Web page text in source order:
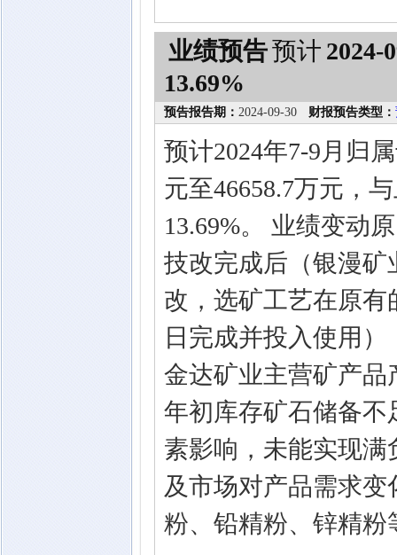
业绩预告预计 2024-
13.69%
预告报告期： 2024-09-30 财报预告类型：
预计2024年7-9月归
元至46658.7万元，
13.69%。 业绩变动
技改完成后（银漫矿
改，选矿工艺在原有
日完成并投入使用
金达矿业主营矿产
年初库存矿石储备不
素影响，未能实现
及市场对产品需求
粉、铅精粉、锌精